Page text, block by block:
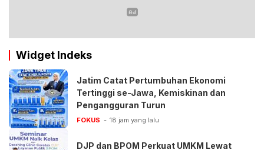
Widget Indeks
Jatim Catat Pertumbuhan Ekonomi
Tertinggi se-Jawa, Kemiskinan dan
Pengangguran Turun
FOKUS 18 jam yang lalu
DJP dan BPOM Perkuat UMKM Lewat